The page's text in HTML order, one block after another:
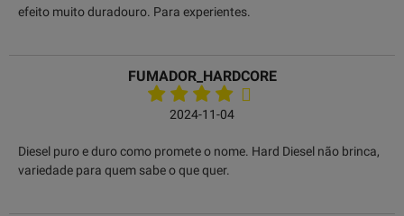
efeito muito duradouro. Para experientes.
FUMADOR_HARDCORE
2024-11-04
Diesel puro e duro como promete o nome. Hard Diesel não brinca,
variedade para quem sabe o que quer.